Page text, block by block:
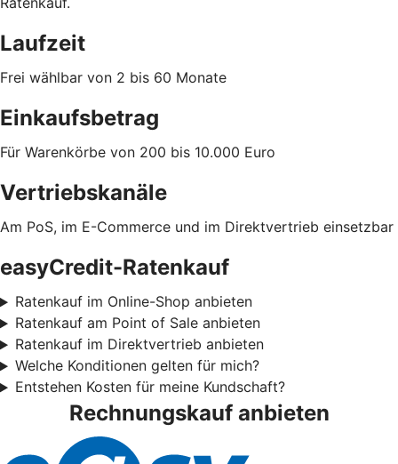
Laufzeit
Frei wählbar von 2 bis 60 Monate
Einkaufsbetrag
Für Warenkörbe von 200 bis 10.000 Euro
Vertriebskanäle
Am PoS, im E-Commerce und im Direktvertrieb einsetzbar
easyCredit-Ratenkauf
Ratenkauf im Online-Shop anbieten
Ratenkauf am Point of Sale anbieten
Ratenkauf im Direktvertrieb anbieten
Welche Konditionen gelten für mich?
Entstehen Kosten für meine Kundschaft?
Rechnungskauf anbieten